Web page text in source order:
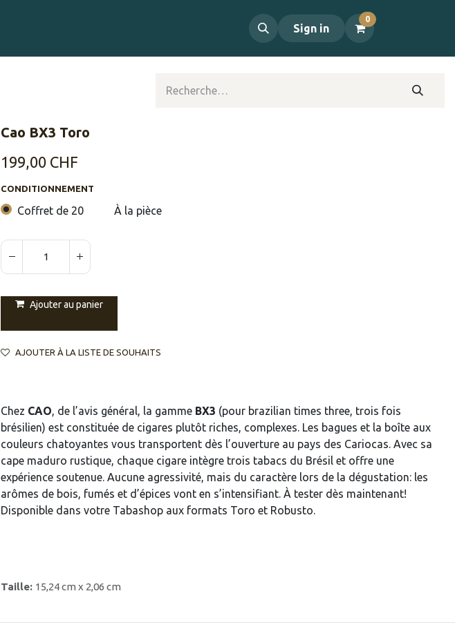
Sign in
0
Cao BX3 Toro
199,00 CHF
CONDITIONNEMENT
Coffret de 20 À la pièce
Ajouter au panier
AJOUTER À LA LISTE DE SOUHAITS
Chez CAO, de l’avis général, la gamme BX3 (pour brazilian times three, trois fois
brésilien) est constituée de cigares plutôt riches, complexes. Les bagues et la boîte aux
couleurs chatoyantes vous transportent dès l’ouverture au pays des Cariocas. Avec sa
cape maduro rustique, chaque cigare intègre trois tabacs du Brésil et offre une
expérience soutenue. Aucune agressivité, mais du caractère lors de la dégustation: les
arômes de bois, fumés et d’épices vont en s’intensifiant. À tester dès maintenant!
Disponible dans votre Tabashop aux formats Toro et Robusto.
Taille: 15,24 cm x 2,06 cm